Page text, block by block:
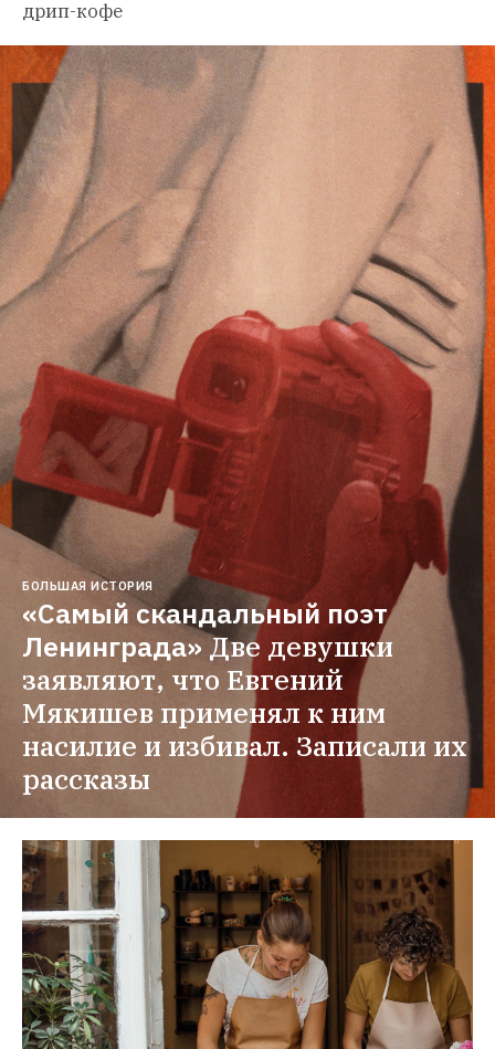
дрип-кофе
БОЛЬШАЯ ИСТОРИЯ
«Самый скандальный поэт
Ленинграда»Две девушки
заявляют, что Евгений
Мякишев применял к ним
насилие и избивал. Записали их
рассказы